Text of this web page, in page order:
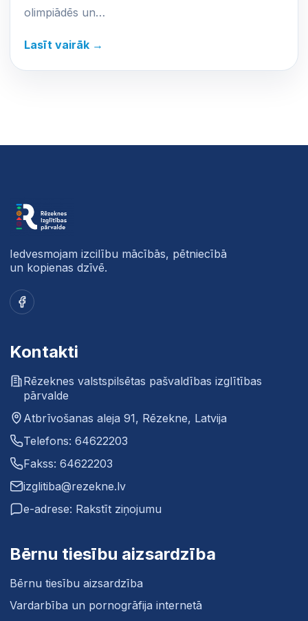
olimpiādēs un…
Lasīt vairāk →
Iedvesmojam izcilību mācībās, pētniecībā
un kopienas dzīvē.
Facebook
Kontakti
Rēzeknes valstspilsētas pašvaldības izglītības
pārvalde
Atbrīvošanas aleja 91, Rēzekne, Latvija
Telefons: 64622203
Fakss: 64622203
izglitiba@rezekne.lv
e-adrese: Rakstīt ziņojumu
Bērnu tiesību aizsardzība
Bērnu tiesību aizsardzība
Vardarbība un pornogrāfija internetā